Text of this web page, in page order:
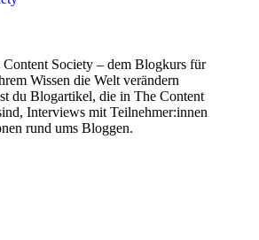
Society – dem Blogkurs für
Wissen die Welt verändern
du Blogartikel, die in The Content
Interviews mit Teilnehmer:innen
rund ums Bloggen.